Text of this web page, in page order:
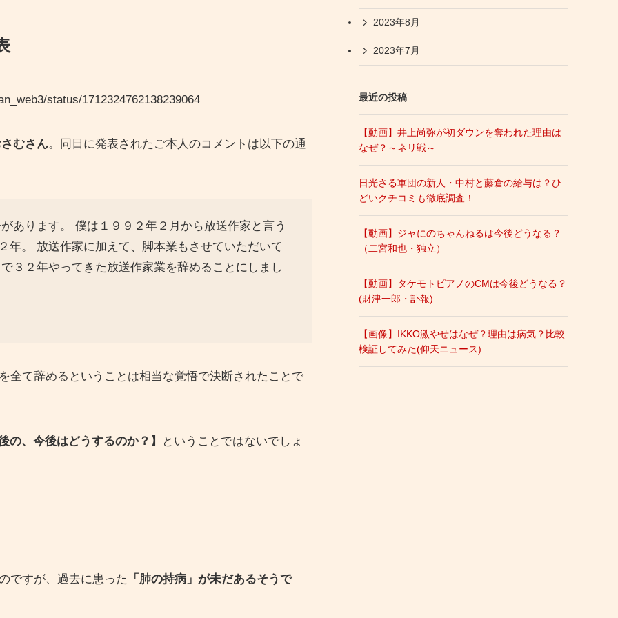
status/1712324762138239064
むさん。同日に発表されたご本人のコメントは以下の通
あります。 僕は１９９２年２月から放送作家と言う
年。 放送作家に加えて、脚本業もさせていただいて
３２年やってきた放送作家業を辞めることにしまし
全て辞めるということは相当な覚悟で決断されたことで
の、今後はどうするのか？】 ということではないでしょ
ですが、過去に患った 「肺の持病」が未だあるそうで
2023年8月
2023年7月
最近の投稿
【動画】井上尚弥が初ダウンを奪われた理由は
なぜ？～ネリ戦～
日光さる軍団の新人・中村と藤倉の給与は？ひ
どいクチコミも徹底調査！
【動画】ジャにのちゃんねるは今後どうなる？
（二宮和也・独立）
【動画】タケモトピアノのCMは今後どうなる？
(財津一郎・訃報)
【画像】IKKO激やせはなぜ？理由は病気？比較
検証してみた(仰天ニュース)